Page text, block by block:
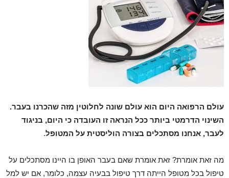
עולם הרפואה היום הוא עולם שונה לחלוטין מזה שהכרנו בעבר.
השינוי הדרמטי ביותר ככל הנראה זו העובדה כי היום, בניגוד
לעבר, אנחנו מסתכלים בצורה הוליסטית על המטופל.
מה זאת אומרת? זאת אומרת שאם בעבר האופן בו היינו מסתכלים על
טיפול בכל מטופל הייתה דרך טיפול בבעיה עצמה, כלומר, אם יש למל